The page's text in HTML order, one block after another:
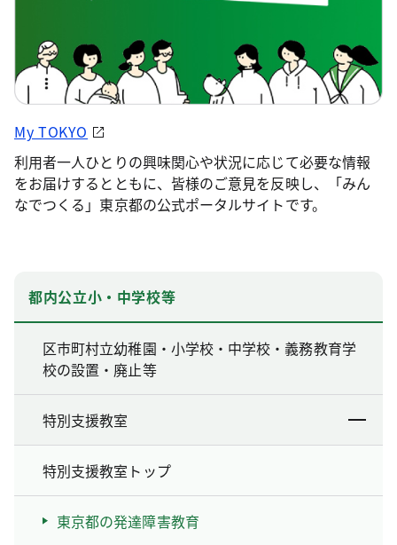
My TOKYO
利用者一人ひとりの興味関心や状況に応じて必要な情報
をお届けするとともに、皆様のご意見を反映し、「みん
なでつくる」東京都の公式ポータルサイトです。
都内公立小・中学校等
区市町村立幼稚園・小学校・中学校・義務教育学
校の設置・廃止等
特別支援教室
特別支援教室トップ
東京都の発達障害教育